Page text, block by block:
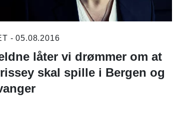
- 05.08.2016
låter vi drømmer om at
skal spille i Bergen og